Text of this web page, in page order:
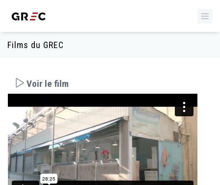
Films du GREC
Voir le film